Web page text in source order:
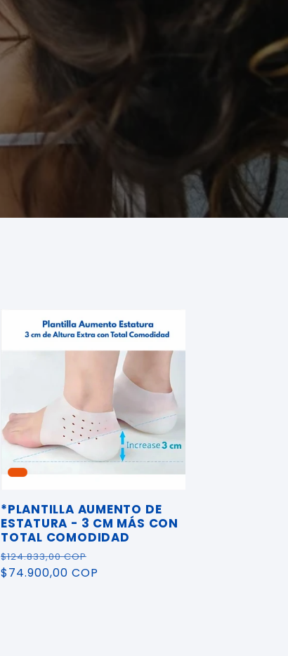
*PLANTILLA AUMENTO DE
ESTATURA - 3 CM MÁS CON
TOTAL COMODIDAD
Precio
habitual
$124.833,00 COP
de
$74.900,00 COP